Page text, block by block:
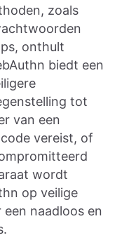
zoals
onthult
biedt een
tot
van een
vereist, of
wordt
op veilige
naadloos en